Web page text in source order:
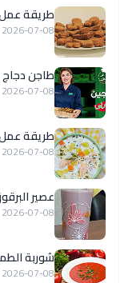
طريقة
2026-07-08
طاجن دجاج
2026-07-08
طريقة
2026-07-08
عصير
2026-07-08
شوربة
2026-07-08